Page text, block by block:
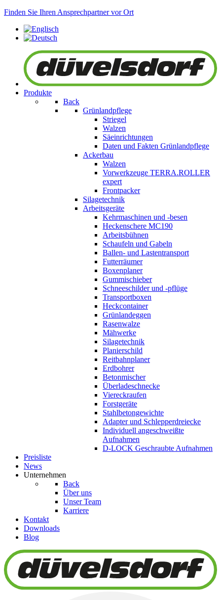
Finden Sie Ihren Ansprechpartner vor Ort
Produkte
Back
Grünlandpflege
Striegel
Walzen
Säeinrichtungen
Daten und Fakten Grünlandpflege
Ackerbau
Walzen
Vorwerkzeuge TERRA.ROLLER
expert
Frontpacker
Silagetechnik
Arbeitsgeräte
Kehrmaschinen und -besen
Heckenschere MC190
Arbeitsbühnen
Schaufeln und Gabeln
Ballen- und Lastentransport
Futterräumer
Boxenplaner
Gummischieber
Schneeschilder und -pflüge
Transportboxen
Heckcontainer
Grünlandeggen
Rasenwalze
Mähwerke
Silagetechnik
Planierschild
Reitbahnplaner
Erdbohrer
Betonmischer
Überladeschnecke
Viereckraufen
Forstgeräte
Stahlbetongewichte
Adapter und Schlepperdreiecke
Individuell angeschweißte
Aufnahmen
D-LOCK Geschraubte Aufnahmen
Preisliste
News
Unternehmen
Back
Über uns
Unser Team
Karriere
Kontakt
Downloads
Blog